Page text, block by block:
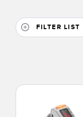
FILTER LIST